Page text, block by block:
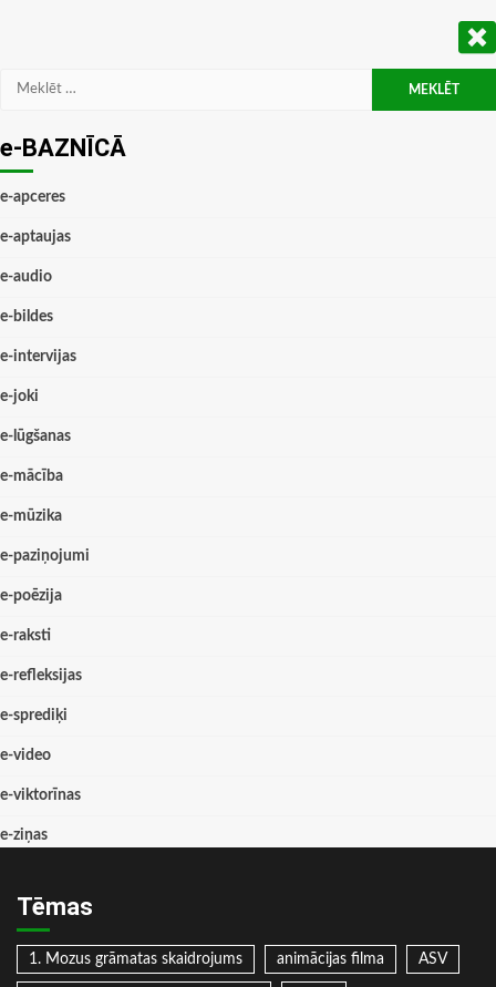
Meklēt:
e-BAZNĪCĀ
e-apceres
e-aptaujas
e-audio
e-bildes
e-intervijas
e-joki
e-lūgšanas
e-mācība
e-mūzika
e-paziņojumi
e-poēzija
e-raksti
e-refleksijas
e-sprediķi
e-video
e-viktorīnas
e-ziņas
Tēmas
1. Mozus grāmatas skaidrojums animācijas filma ASV